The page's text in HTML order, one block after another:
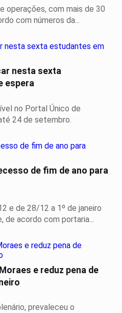
operações, com mais de 30
com números da...
nesta sexta
espera
no Portal Único de
24 de setembro.
de fim de ano para
e de 28/12 a 1º de janeiro
acordo com portaria...
e reduz pena de
prevaleceu o